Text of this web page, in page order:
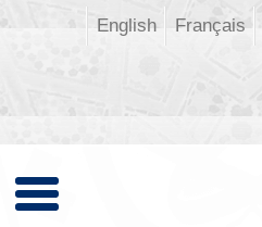
Français
English